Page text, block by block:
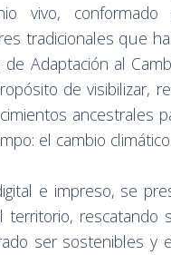
vivo, conformado
tradicionales que
Adaptación al
de visibilizar,
ancestrales
el cambio climático.
e impreso, se
territorio, rescatando
ser sostenibles y